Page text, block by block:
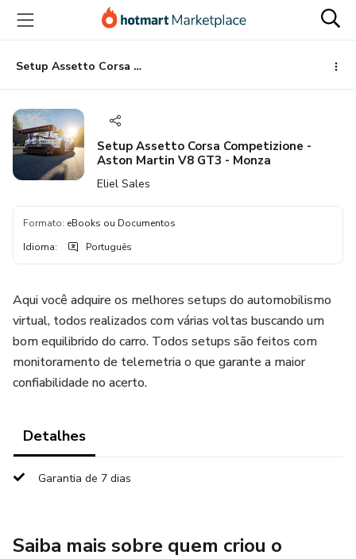
para
conteúdo
principal
para
pagamento
para
rodapé
Setup Assetto Corsa Competizione - Aston Martin V8 GT3 - Monza
Setup Assetto Corsa Competizione -
Aston Martin V8 GT3 - Monza
Eliel Sales
Formato: eBooks ou Documentos
Idioma: Português
Aqui você adquire os melhores setups do automobilismo
virtual, todos realizados com várias voltas buscando um
bom equilibrido do carro. Todos setups são feitos com
monitoramento de telemetria o que garante a maior
confiabilidade no acerto.
Detalhes
Garantia de 7 dias
Saiba mais sobre quem criou o